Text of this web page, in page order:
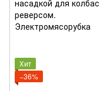
Хит
−36%